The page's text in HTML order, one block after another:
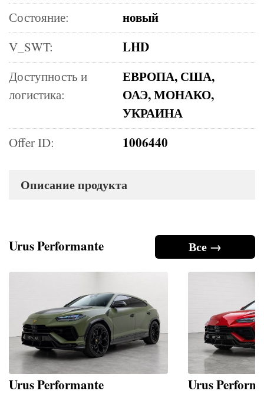
Состояние: новый
V_SWT: LHD
Доступность и
логистика:
ЕВРОПА, США,
ОАЭ, МОНАКО,
УКРАИНА
Offer ID: 1006440
Описание продукта
Все →
Urus Performante
Urus Performante Urus